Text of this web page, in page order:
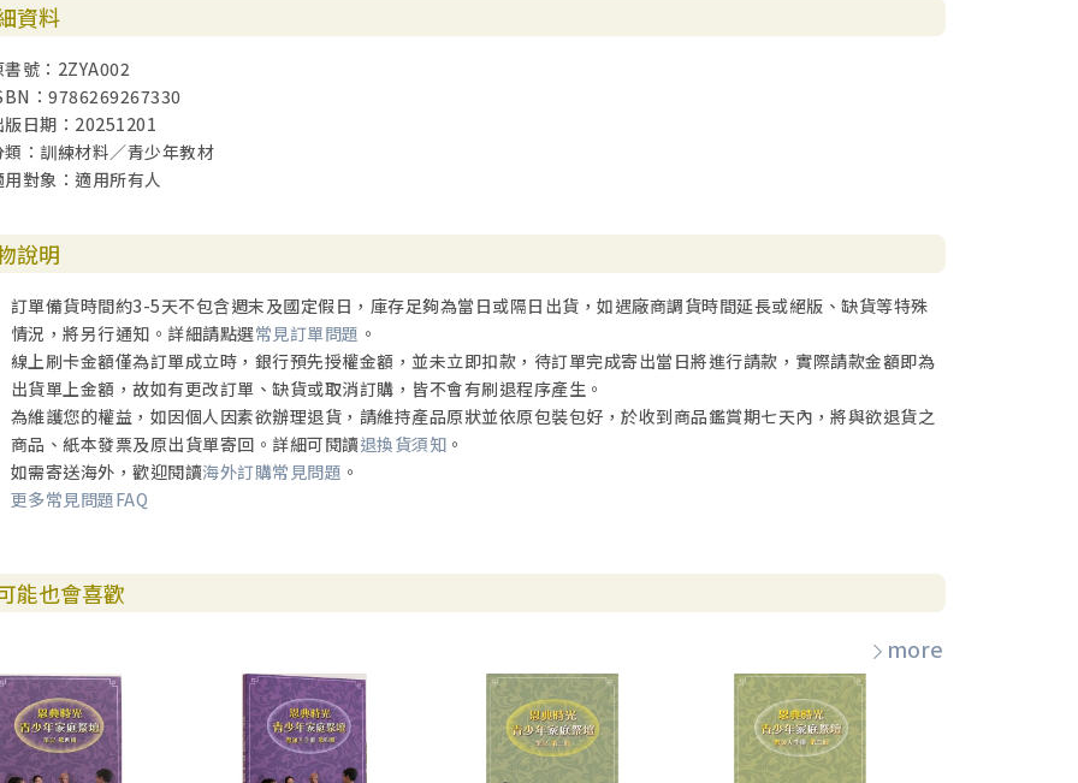
資料
書號：2ZYA002
：9786269267330
版日期：20251201
類：訓練材料／青少年教材
用對象：適用所有人
說明
訂單備貨時間約3-5天不包含週末及國定假日，庫存足夠為當日或隔日出貨，如遇廠商調貨時間延長或絕版、缺貨等特殊
情況，將另行通知。詳細請點選常見訂單問題 。
線上刷卡金額僅為訂單成立時，銀行預先授權金額，並未立即扣款，待訂單完成寄出當日將進行請款，實際請款金額即為
出貨單上金額，故如有更改訂單、缺貨或取消訂購，皆不會有刷退程序產生。
為維護您的權益，如因個人因素欲辦理退貨，請維持產品原狀並依原包裝包好，於收到商品鑑賞期七天內，將與欲退貨之
商品、紙本發票及原出貨單寄回。詳細可閱讀退換貨須知 。
如需寄送海外，歡迎閱讀海外訂購常見問題 。
更多常見問題FAQ
能也會喜歡
more